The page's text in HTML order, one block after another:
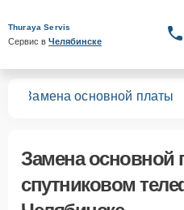
Thuraya Servis
Сервис в Челябинске
Замена основной платы
Замена основной
спутниковом